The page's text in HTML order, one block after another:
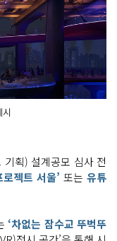
획) 설계공모 심사 전
젝트 서울’ 또는유튜
‘차없는 잠수교 뚜벅뚜